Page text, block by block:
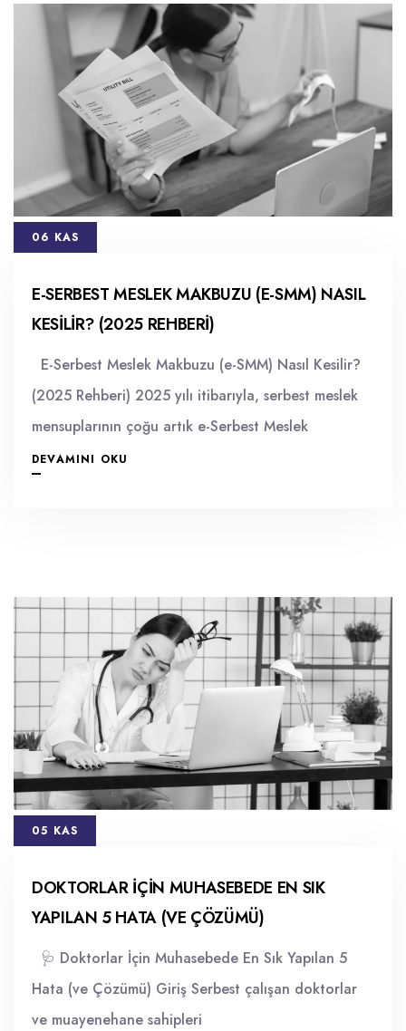
E-SERBEST MESLEK MAKBUZU (E-SMM) NASIL
KESILIR? (2025 REHBERI)
E-Serbest Meslek Makbuzu (e-SMM) Nasıl Kesilir?
(2025 Rehberi) 2025 yılı itibarıyla, serbest meslek
mensuplarının çoğu artık e-Serbest Meslek
DEVAMINI OKU
06 KAS
DOKTORLAR İÇIN MUHASEBEDE EN SIK
YAPILAN 5 HATA (VE ÇÖZÜMÜ)
🩺 Doktorlar İçin Muhasebede En Sık Yapılan 5
Hata (ve Çözümü) Giriş Serbest çalışan doktorlar
ve muayenehane sahipleri
05 KAS